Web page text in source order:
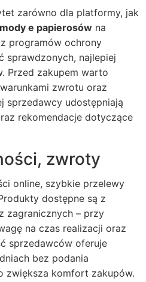
zarówno dla platformy, jak
mody e papierosów na
programów ochrony
sprawdzonych, najlepiej
Przed zakupem warto
zwrotu oraz
sprzedawcy udostępniają
rekomendacje dotyczące
zwroty
online, szybkie przelewy
dostępne są z
zagranicznych – przy
na czas realizacji oraz
sprzedawców oferuje
bez podania
zwiększa komfort zakupów.